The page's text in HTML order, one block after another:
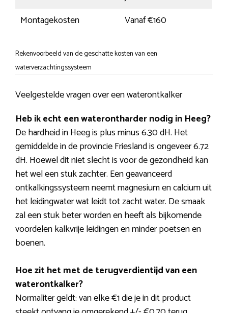
Montagekosten
Vanaf €160
Rekenvoorbeeld van de geschatte kosten van een
waterverzachtingssysteem
Veelgestelde vragen over een waterontkalker
Heb ik echt een waterontharder nodig in Heeg?
De hardheid in Heeg is plus minus 6.30 dH. Het
gemiddelde in de provincie Friesland is ongeveer 6.72
dH. Hoewel dit niet slecht is voor de gezondheid kan
het wel een stuk zachter. Een geavanceerd
ontkalkingssysteem neemt magnesium en calcium uit
het leidingwater wat leidt tot zacht water. De smaak
zal een stuk beter worden en heeft als bijkomende
voordelen kalkvrije leidingen en minder poetsen en
boenen.
Hoe zit het met de terugverdientijd van een
waterontkalker?
Normaliter geldt: van elke €1 die je in dit product